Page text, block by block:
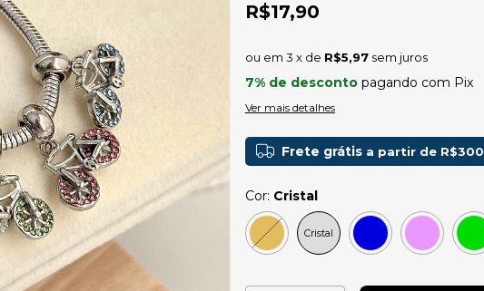
R$17,90
3 x de R$5,97 sem juros
7% de descontopagando com Pix
Ver mais detalhes
Frete grátis a partir de
Cor: Cristal
Cristal